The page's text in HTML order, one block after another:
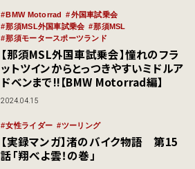
BMW Motorrad
外国車試乗会
那須MSL外国車試乗会
那須MSL
那須モータースポーツランド
【那須MSL外国車試乗会】憧れのフラ
ットツインからとっつきやすいミドルア
ドベンまで!!【BMW Motorrad編】
2024.04.15
女性ライダー ツーリング
【実録マンガ】渚のバイク物語 第15
話「翔べよ雲！の巻」